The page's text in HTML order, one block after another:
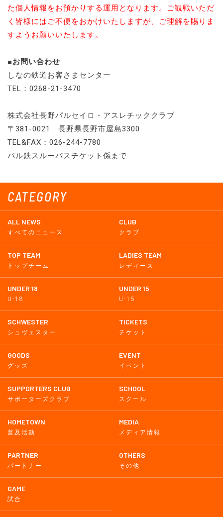
CATEGORY
ALL NEWS
すべてのニュース
CLUB
クラブ
TOP TEAM
トップチーム
LADIES TEAM
レディース
UNDER 18
U-18
UNDER 15
U-15
SCHWESTER
シュヴェスター
TICKETS
チケット
GOODS
グッズ
EVENT
イベント
SUPPORTERS CLUB
サポーターズクラブ
SCHOOL
スクール
HOMETOWN
普及活動
MEDIA
メディア情報
PARTNER
パートナー
OTHERS
その他
GAME
試合
た個人情報をお預かりする運用となります。ご観戦いただ
く皆様にはご不便をおかけいたしますが、ご理解を賜りま
すようお願いいたします。
■お問い合わせ
しなの鉄道お客さまセンター
TEL：0268-21-3470
株式会社長野パルセイロ・アスレチッククラブ
〒381-0021 長野県長野市屋島3300
TEL&FAX：026-244-7780
パル鉄スルーパスチケット係まで